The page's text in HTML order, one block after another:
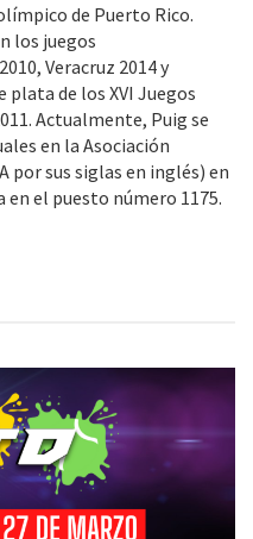
de Puerto Rico.
los juegos
Veracruz 2014 y
de los XVI Juegos
Actualmente, Puig se
en la Asociación
por sus siglas en inglés) en
el puesto número 1175.